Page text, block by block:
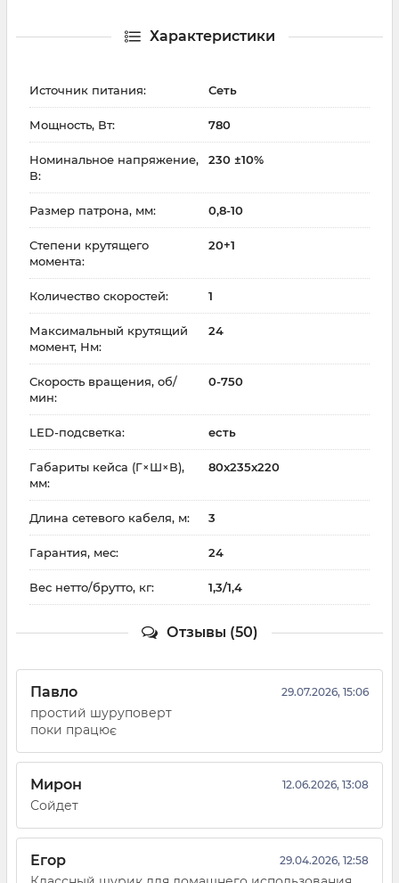
Характеристики
Источник питания: Сеть
Мощность, Вт: 780
Номинальное напряжение,
В:
230 ±10%
Размер патрона, мм: 0,8-10
Степени крутящего
момента:
20+1
Количество скоростей: 1
Максимальный крутящий
момент, Нм:
24
Скорость вращения, об/
мин:
0-750
LED-подсветка: есть
Габариты кейса (Г×Ш×В),
мм:
80x235x220
Длина сетевого кабеля, м: 3
Гарантия, мес: 24
Вес нетто/брутто, кг: 1,3/1,4
Отзывы (50)
Павло 29.07.2026, 15:06
простий шуруповерт
поки працює
Мирон 12.06.2026, 13:08
Сойдет
Егор 29.04.2026, 12:58